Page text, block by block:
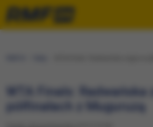
WTA Finals: Radwańska
półfinałach z Muguruzą